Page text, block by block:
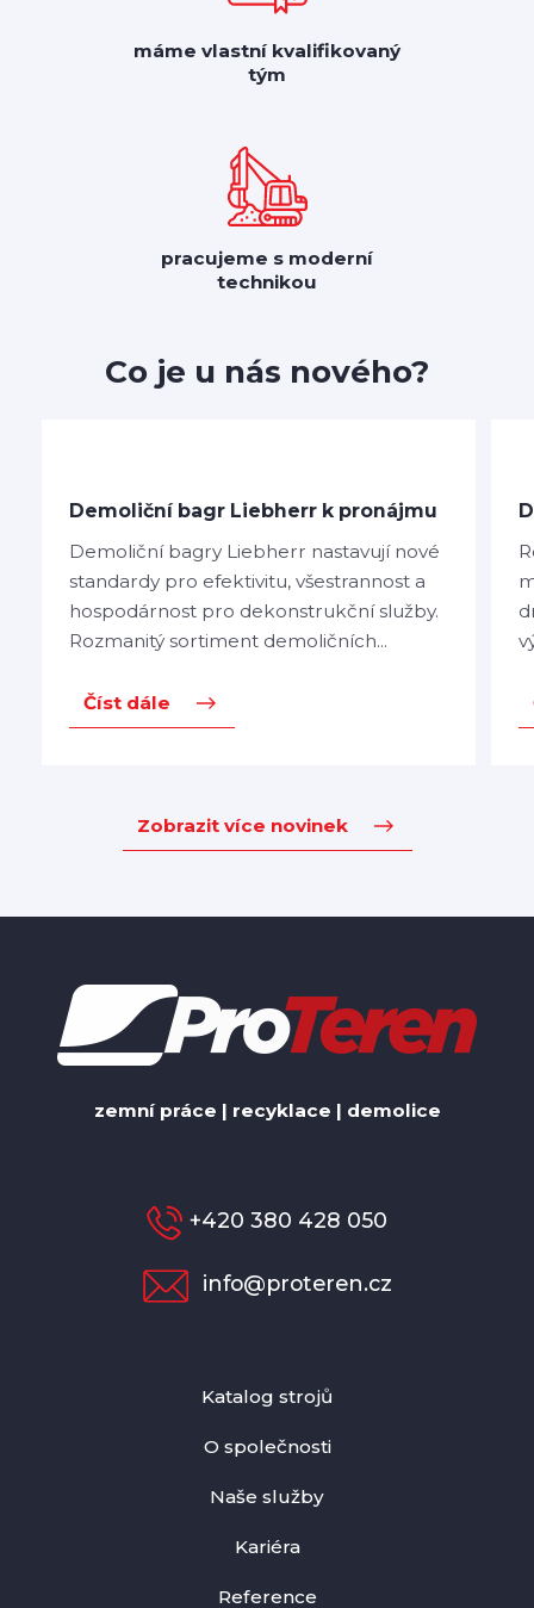
máme vlastní kvalifikovaný
tým
pracujeme s moderní
technikou
Co je u nás nového?
Demoliční bagr Liebherr k pronájmu
Demoliční bagry Liebherr nastavují nové
standardy pro efektivitu, všestrannost a
hospodárnost pro dekonstrukční služby.
Rozmanitý sortiment demoličních...
Číst dále
Zobrazit více novinek
zemní práce | recyklace | demolice
+420 380 428 050
info@proteren.cz
Katalog strojů
O společnosti
Naše služby
Kariéra
Reference